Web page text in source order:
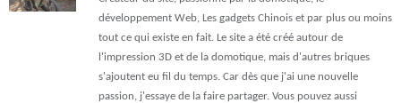
développement Web, Les gadgets Chinois et par plus ou moins
tout ce qui existe en fait. Le site a été créé autour de
l'impression 3D et de la domotique, mais d'autres briques
s'ajoutent eu fil du temps. Car dès que j'ai une nouvelle
passion, j'essaye de la faire partager. Vous pouvez aussi